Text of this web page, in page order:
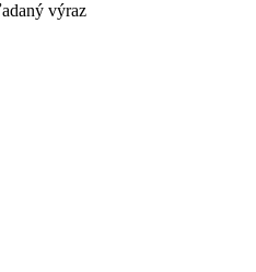
výraz